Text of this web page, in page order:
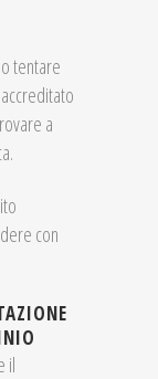
tentare
a
con
il